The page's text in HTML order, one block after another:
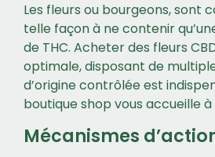
Les fleurs ou bourgeons, sont
telle façon à ne contenir
de THC. Acheter des fleurs
optimale, disposant de
d’origine contrôlée est
boutique shop vous accueille
Mécanismes